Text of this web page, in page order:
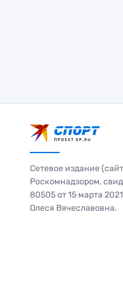
Сетевое издание
Роскомнадзором,
80505 от 15 марта
Олеся Вячеславовна.